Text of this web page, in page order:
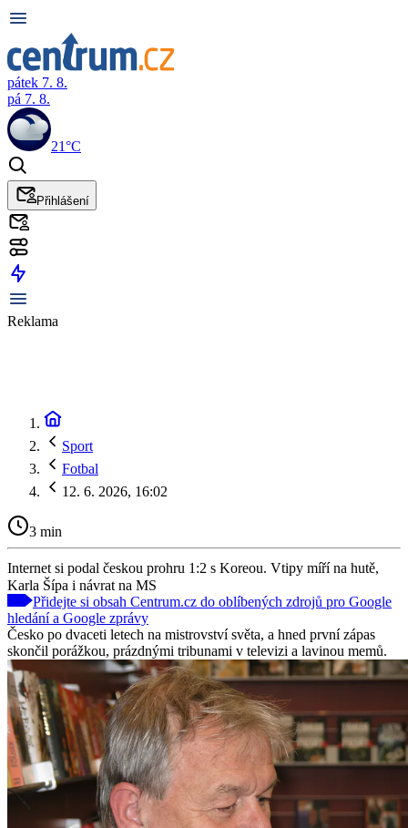
pátek 7. 8.
pá 7. 8.
21°C
Přihlášení
Reklama
Sport
Fotbal
12. 6. 2026, 16:02
3 min
Internet si podal českou prohru 1:2 s Koreou. Vtipy míří na hutě,
Karla Šípa i návrat na MS
Přidejte si obsah Centrum.cz do oblíbených zdrojů pro Google
hledání a Google zprávy
Česko po dvaceti letech na mistrovství světa, a hned první zápas
skončil porážkou, prázdnými tribunami v televizi a lavinou memů.